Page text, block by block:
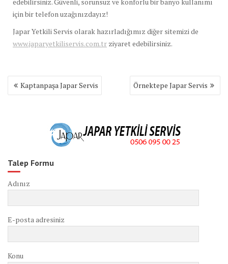
için bir telefon uzağınızdayız!
Japar Yetkili Servis olarak hazırladığımız diğer sitemizi de
www.japaryetkiliservis.com.tr ziyaret edebilirsiniz.
Yazı
gezinmesi
Kaptanpaşa Japar Servis Örnektepe Japar Servis
Talep Formu
Adınız
E-posta adresiniz
Konu